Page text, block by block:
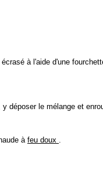
à l'aide d'une
déposer le mélange et
à feu doux .